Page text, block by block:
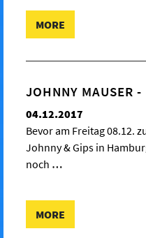
MORE
JOHNNY MAUSER -
04.12.2017
Bevor am Freitag 08.12.
Johnny & Gips in
noch …
MORE